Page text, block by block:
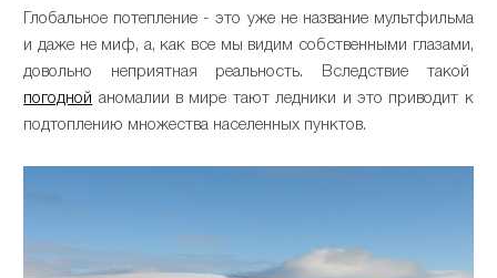
Глобальное потепление - это уже не название мультфильма
и даже не миф, а, как все мы видим собственными глазами,
довольно неприятная реальность. Вследствие такой
погодной аномалии в мире тают ледники и это приводит к
подтоплению множества населенных пунктов.